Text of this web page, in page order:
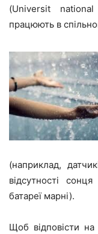
(Universit
працюють в
(наприклад,
відсутності
батареї марні).
Щоб відповісти